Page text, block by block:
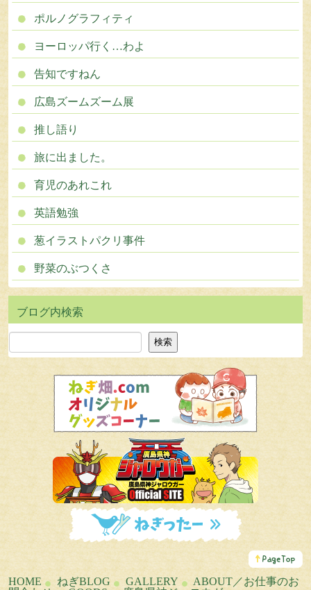
ポルノグラフィティ
ヨーロッパ行く…わよ
告知ですねん
広島ズームズーム展
推し語り
旅に出ました。
育児のあれこれ
英語勉強
葱イラストパクリ事件
野菜のぶつくさ
検索 検索
こ
の
ペ
HOME ねぎBLOG GALLERY
ABOUT／お仕事のお